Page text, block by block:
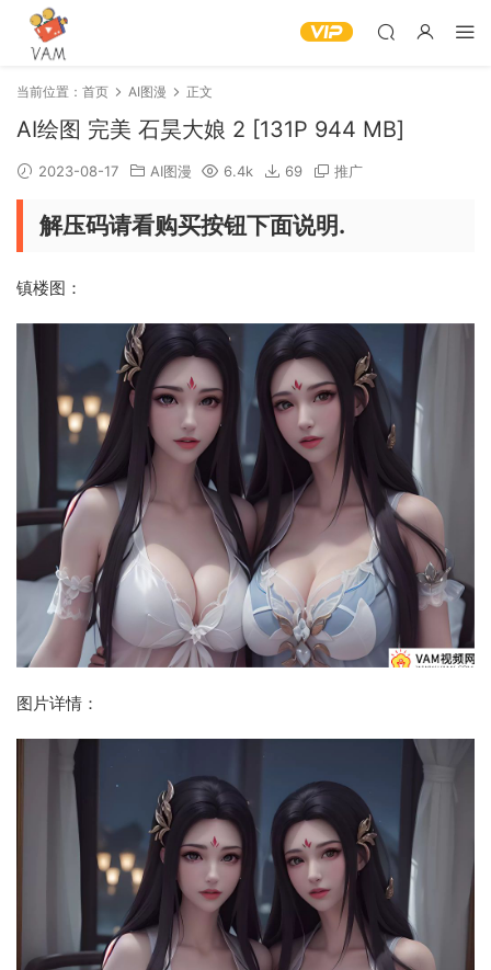
当前位置： 首页 AI图漫 正文
AI绘图 完美 石昊大娘 2 [131P 944 MB]
2023-08-17 AI图漫 6.4k 69 推广
解压码请看购买按钮下面说明.
镇楼图：
图片详情：